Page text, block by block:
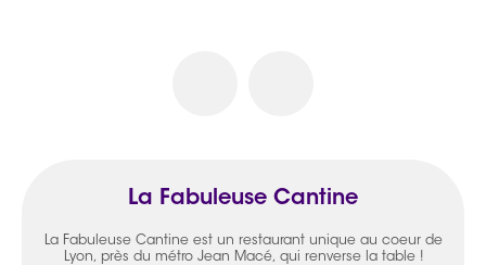
La Fabuleuse Cantine
La Fabuleuse Cantine est un restaurant unique au coeur de
Lyon, près du métro Jean Macé, qui renverse la table !